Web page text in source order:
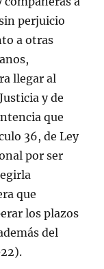
perjuicio
a otras
llegar al
y de
que
36, de Ley
por ser
que
los plazos
del